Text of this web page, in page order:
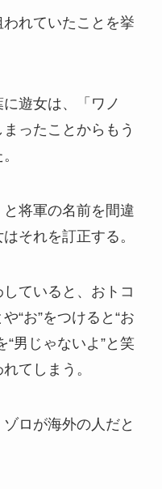
れていたことを挙
遊女は、「ワノ
ったことからもう
将軍の名前を間違
それを訂正する。
ていると、おトコ
“お”をつけると“お
“男じゃないよ”と笑
てしまう。
ロが海外の人だと